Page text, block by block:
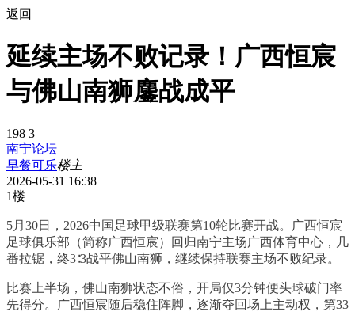
返回
延续主场不败记录！广西恒宸
与佛山南狮鏖战成平
198 3
南宁论坛
早餐可乐楼主
2026-05-31 16:38
1楼
5月30日，2026中国足球甲级联赛第10轮比赛开战。广西恒宸
足球俱乐部（简称广西恒宸）回归南宁主场广西体育中心，几
番拉锯，终3∶3战平佛山南狮，继续保持联赛主场不败纪录。
比赛上半场，佛山南狮状态不俗，开局仅3分钟便头球破门率
先得分。广西恒宸随后稳住阵脚，逐渐夺回场上主动权，第33